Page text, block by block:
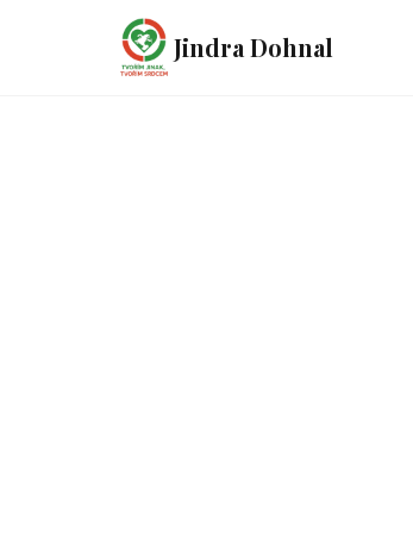
Jindra Dohnal